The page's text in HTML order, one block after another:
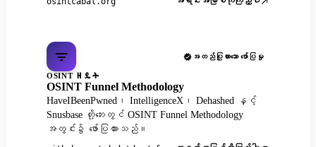
အတည်ပြုထားသော ဖော်ပြမှု
OSINT ዘዴት
OSINT Funnel Methodology
HaveIBeenPwned၊ IntelligenceX၊ Dehashed နှင့်
Snusbase တို့ဘေးတွင် OSINT Funnel Methodology
အတွင်း၌ ဖော်ပြထားသည်။